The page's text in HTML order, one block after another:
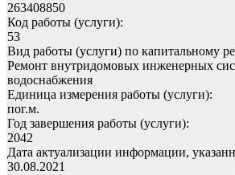
263408850
Код работы (услуги):
53
Вид работы (услуги) по капитальному
Ремонт внутридомовых инженерных
водоснабжения
Единица измерения работы (услуги):
пог.м.
Год завершения работы (услуги):
2042
Дата актуализации информации,
30.08.2021